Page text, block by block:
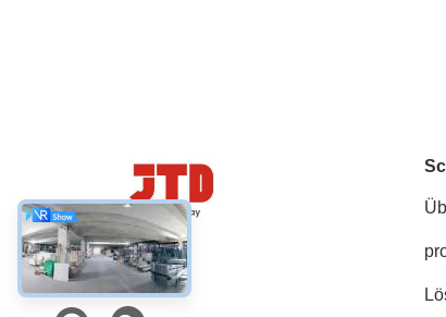
Social Media